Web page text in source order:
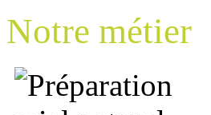
Notre métier